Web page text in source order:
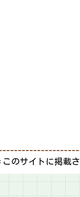
このサイトに掲載